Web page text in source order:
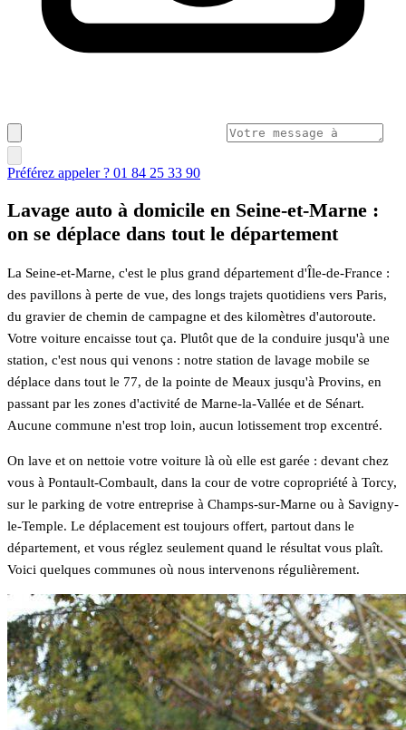
Préférez appeler ? 01 84 25 33 90
Lavage auto à domicile en Seine-et-Marne :
on se déplace dans tout le département
La Seine-et-Marne, c'est le plus grand département d'Île-de-France :
des pavillons à perte de vue, des longs trajets quotidiens vers Paris,
du gravier de chemin de campagne et des kilomètres d'autoroute.
Votre voiture encaisse tout ça. Plutôt que de la conduire jusqu'à une
station, c'est nous qui venons : notre station de lavage mobile se
déplace dans tout le 77, de la pointe de Meaux jusqu'à Provins, en
passant par les zones d'activité de Marne-la-Vallée et de Sénart.
Aucune commune n'est trop loin, aucun lotissement trop excentré.
On lave et on nettoie votre voiture là où elle est garée : devant chez
vous à Pontault-Combault, dans la cour de votre copropriété à Torcy,
sur le parking de votre entreprise à Champs-sur-Marne ou à Savigny-
le-Temple. Le déplacement est toujours offert, partout dans le
département, et vous réglez seulement quand le résultat vous plaît.
Voici quelques communes où nous intervenons régulièrement.